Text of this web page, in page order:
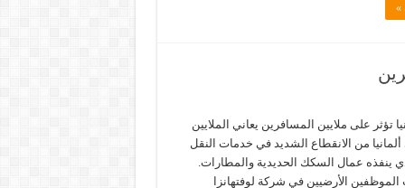
»
تؤثر على ملايين المسافرين يعاني الملايين
من الانقطاع الشديد في خدمات النقل
ينفذه عمال السكك الحديدية والمطارات.
الأرضيين في شركة لوفتهانزا